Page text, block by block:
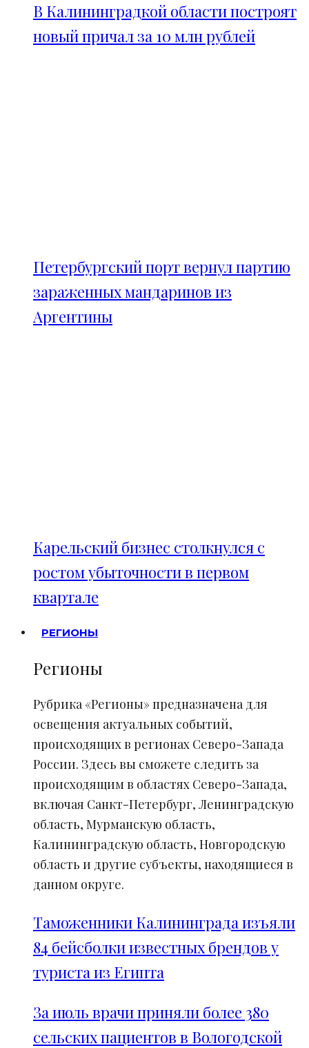
В Калининградкой области построят
новый причал за 10 млн рублей
Петербургский порт вернул партию
зараженных мандаринов из
Аргентины
Карельский бизнес столкнулся с
ростом убыточности в первом
квартале
РЕГИОНЫ
Регионы
Рубрика «Регионы» предназначена для
освещения актуальных событий,
происходящих в регионах Северо-Запада
России. Здесь вы сможете следить за
происходящим в областях Северо-Запада,
включая Санкт-Петербург, Ленинградскую
область, Мурманскую область,
Калининградскую область, Новгородскую
область и другие субъекты, находящиеся в
данном округе.
Таможенники Калининграда изъяли
84 бейсболки известных брендов у
туриста из Египта
За июль врачи приняли более 380
сельских пациентов в Вологодской